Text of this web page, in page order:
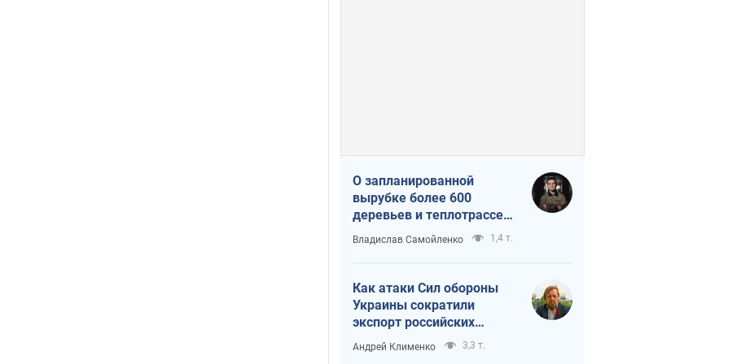
О запланированной
вырубке более 600
деревьев и теплотрассе:
что происходит на
Теремках в Киеве
Владислав Самойленко 1,4 т.
Как атаки Сил обороны
Украины сократили
экспорт российских
нефтепродуктов
Андрей Клименко 3,3 т.